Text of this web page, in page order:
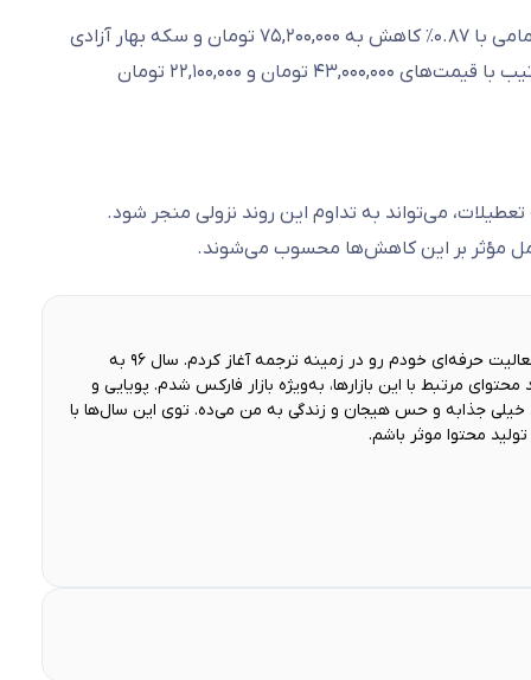
در بازار طلا، هر گرم طلای ۱۸ عیار با ۱.۰۸٪ کاهش به ۶,۶۷۹,۰۰۰ تومان رسید. سکه امامی با ۰.۸۷٪ کاهش به ۷۵,۲۰۰,۰۰۰ تومان و سکه بهار آزادی
با ۰.۵۲٪ کاهش به ۷۲,۳۸۰,۰۰۰ تومان معامله شدند. نیم‌سکه و ربع‌سکه نیز به ترتیب با قیمت‌های ۴۳,۰۰۰,۰۰۰ تومان و ۲۲,۱۰۰,۰۰۰ تومان
می‌تواند به تداوم این روند نزولی منجر شود.
مؤثر بر این کاهش‌ها محسوب می‌شوند.
من فارغ‌التحصیل «مترجمی زبان انگلیسی» هستم و از سال ۹۰ فعالیت حرفه‌ای خودم رو در زمینه ترجمه آغاز کردم. سال ۹۶ به
مرتبط با این بازارها، به‌ویژه بازار فارکس شدم. پویایی و
خیلی جذابه و حس هیجان و زندگی به من می‌ده. توی این سال‌ها با
محتوا موثر باشم.